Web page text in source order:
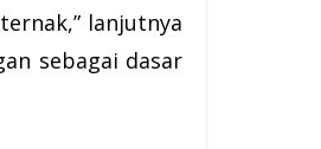
lanjutnya
sebagai dasar